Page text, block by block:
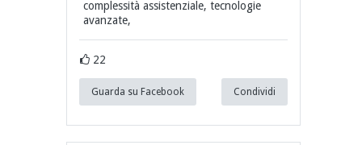
complessità assistenziale, tecnologie
avanzate,
22
Guarda su Facebook Condividi